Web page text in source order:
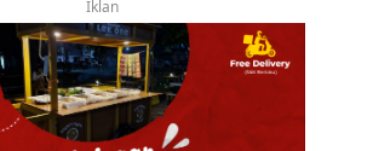
Iklan